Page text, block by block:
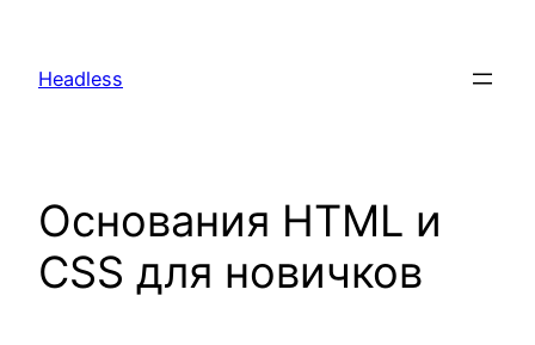
content
Headless
Основания HTML и
CSS для новичков